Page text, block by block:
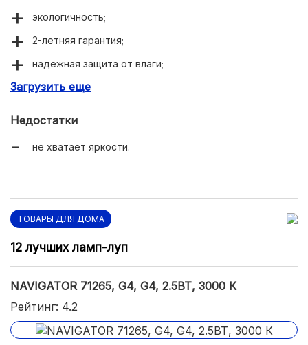
экологичность;
2-летняя гарантия;
надежная защита от влаги;
доступная цена.
Загрузить еще
Недостатки
не хватает яркости.
ТОВАРЫ ДЛЯ ДОМА
12 лучших ламп-луп
NAVIGATOR 71265, G4, G4, 2.5ВТ, 3000 К
Рейтинг: 4.2